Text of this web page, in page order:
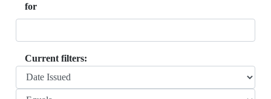
for
Current filters: